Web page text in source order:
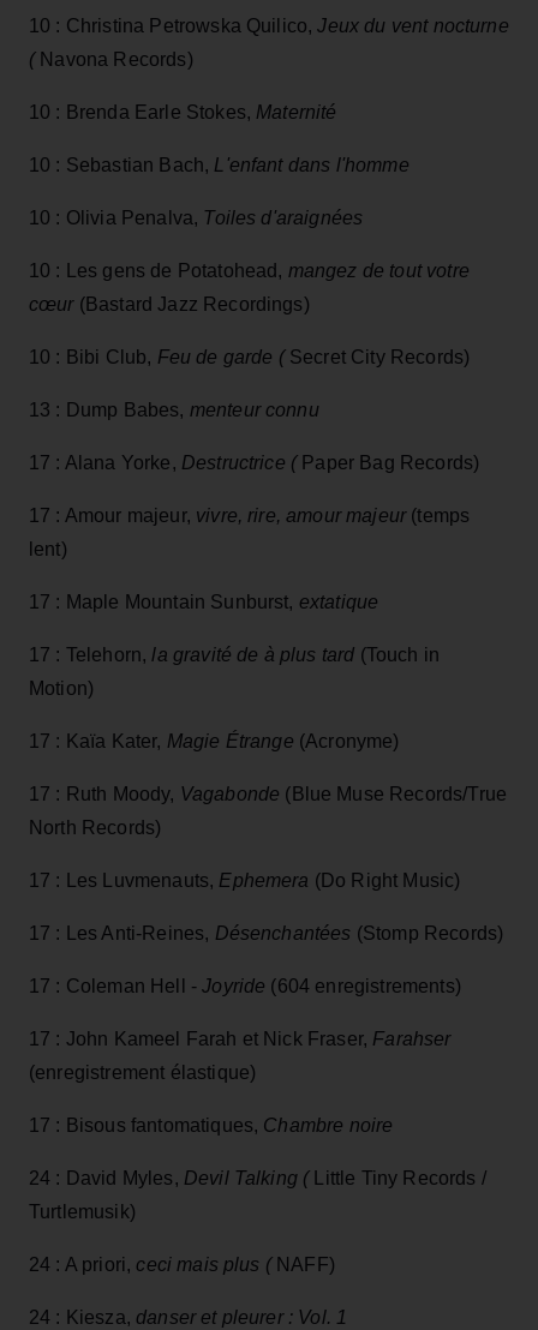
10 : Christina Petrowska Quilico,Jeux du vent nocturne
(Navona Records)
10 : Brenda Earle Stokes, Maternité
10 : Sebastian Bach, L'enfant dans l'homme
10 : Olivia Penalva, Toiles d'araignées
10 : Les gens de Potatohead, mangez de tout votre
cœur(Bastard Jazz Recordings)
10 : Bibi Club, Feu de garde (Secret City Records)
13 : Dump Babes, menteur connu
17 : Alana Yorke, Destructrice (Paper Bag Records)
17 : Amour majeur, vivre, rire, amour majeur(temps
lent)
17 : Maple Mountain Sunburst, extatique
17 : Telehorn, la gravité de à plus tard (Touch in
Motion)
17 : Kaïa Kater, Magie Étrange (Acronyme)
17 : Ruth Moody, Vagabonde (Blue Muse Records/True
North Records)
17 : Les Luvmenauts, Ephemera (Do Right Music)
17 : Les Anti-Reines, Désenchantées (Stomp Records)
17 : Coleman Hell -Joyride (604 enregistrements)
17 : John Kameel Farah et Nick Fraser, Farahser
(enregistrement élastique)
17 : Bisous fantomatiques, Chambre noire
24 : David Myles, Devil Talking (Little Tiny Records /
Turtlemusik)
24 : A priori, ceci mais plus (NAFF)
24 : Kiesza, danser et pleurer : Vol. 1